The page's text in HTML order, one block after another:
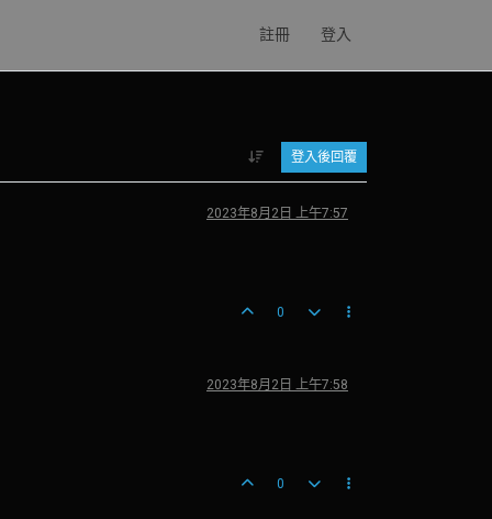
註冊 登入
登入後回覆
2023年8月2日 上午7:57
0
2023年8月2日 上午7:58
0